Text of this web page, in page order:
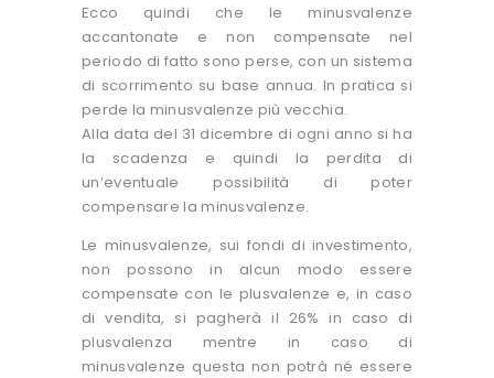
Ecco quindi che le minusvalenze
accantonate e non compensate nel
periodo di fatto sono perse, con un sistema
di scorrimento su base annua. In pratica si
perde la minusvalenze più vecchia.
Alla data del 31 dicembre di ogni anno si ha
la scadenza e quindi la perdita di
un’eventuale possibilità di poter
compensare la minusvalenze.
Le minusvalenze, sui fondi di investimento,
non possono in alcun modo essere
compensate con le plusvalenze e, in caso
di vendita, si pagherà il 26% in caso di
plusvalenza mentre in caso di
minusvalenze questa non potrà né essere